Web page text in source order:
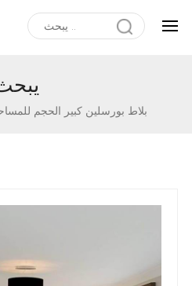
بلاط بورسلين كبير الحجم